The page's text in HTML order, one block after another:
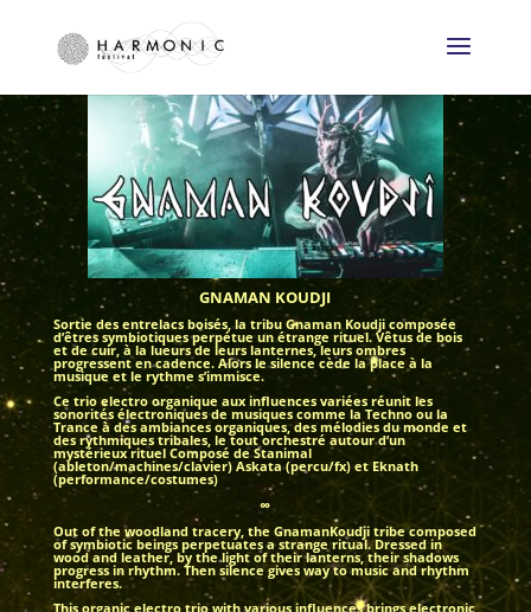
GNAMAN KOUDJI
Sortie des entrelacs boisés, la tribu Gnaman Koudji composée
d’êtres symbiotiques perpétue un étrange rituel. Vêtus de bois
et de cuir, à la lueurs de leurs lanternes, leurs ombres
progressent en cadence. Alors le silence cède la place à la
musique et le rythme s’immisce.
Ce trio electro organique aux influences variées réunit les
sonorités électroniques de musiques comme la Techno ou la
Trance à des ambiances organiques, des mélodies du monde et
des rythmiques tribales, le tout orchestré autour d’un
mystérieux rituel Composé de Stanimal
(ableton/machines/clavier) Askata (percu/fx) et Eknath
(performance/costumes)
∞
Out of the woodland tracery, the GnamanKoudji tribe composed
of symbiotic beings perpetuates a strange ritual. Dressed in
wood and leather, by the light of their lanterns, their shadows
progress in rhythm. Then silence gives way to music and rhythm
interferes.
This organic electro trio with various influences brings electronic